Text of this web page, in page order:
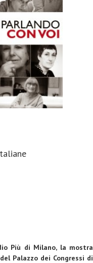
Più di Milano, la mostra
Palazzo dei Congressi di